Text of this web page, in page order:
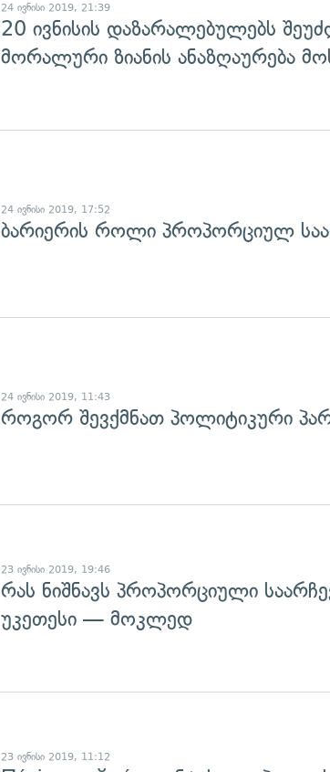
24 ივნისი 2019, 21:39
20 ივნისის დაზარალებულებს
მორალური ზიანის ანაზღაურება
24 ივნისი 2019, 17:52
ბარიერის როლი პროპორციულ
24 ივნისი 2019, 11:43
როგორ შევქმნათ პოლიტიკური
23 ივნისი 2019, 19:46
რას ნიშნავს პროპორციული
უკეთესი — მოკლედ
23 ივნისი 2019, 11:12